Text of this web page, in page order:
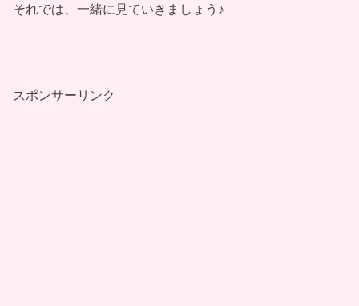
それでは、一緒に見ていきましょう♪
スポンサーリンク